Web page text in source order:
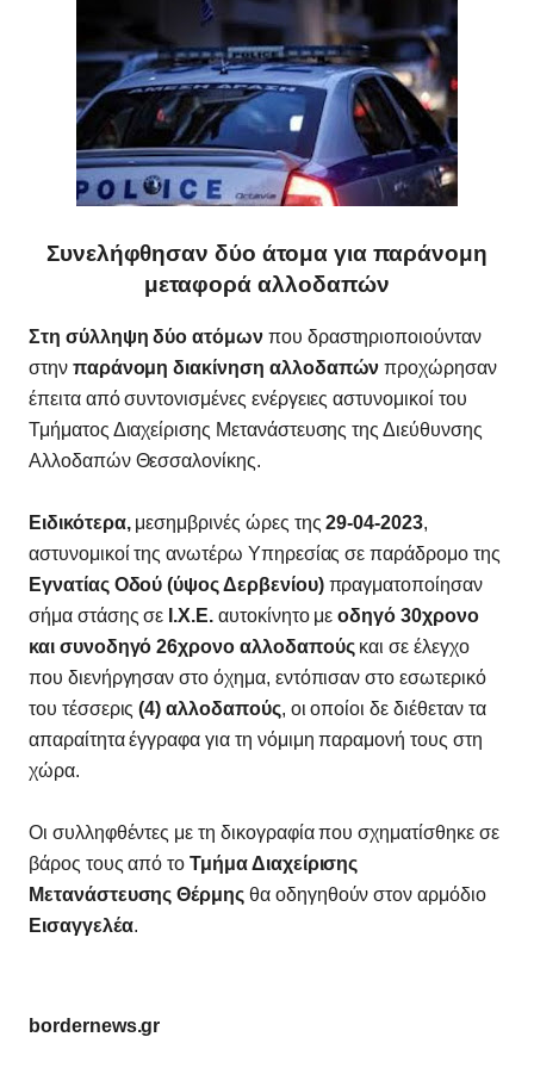
Συνελήφθησαν δύο άτομα για παράνομη
μεταφορά αλλοδαπών
Στη σύλληψη δύο ατόμων που δραστηριοποιούνταν
στην παράνομη διακίνηση αλλοδαπών προχώρησαν
έπειτα από συντονισμένες ενέργειες αστυνομικοί του
Τμήματος Διαχείρισης Μετανάστευσης της Διεύθυνσης
Αλλοδαπών Θεσσαλονίκης.
Ειδικότερα,μεσημβρινές ώρες της29-04-2023,
αστυνομικοί της ανωτέρω Υπηρεσίας σε παράδρομο της
Εγνατίας Οδού (ύψος Δερβενίου)πραγματοποίησαν
σήμα στάσης σε Ι.Χ.Ε. αυτοκίνητο με οδηγό 30χρονο
και συνοδηγό 26χρονο αλλοδαπούςκαι σε έλεγχο
που διενήργησαν στο όχημα, εντόπισαν στο εσωτερικό
του τέσσερις (4) αλλοδαπούς, οι οποίοι δε διέθεταν τα
απαραίτητα έγγραφα για τη νόμιμη παραμονή τους στη
χώρα.
Οι συλληφθέντες με τη δικογραφία που σχηματίσθηκε σε
βάρος τους από τοΤμήμα Διαχείρισης
Μετανάστευσης Θέρμης θα οδηγηθούν στον αρμόδιο
Εισαγγελέα.
bordernews.gr